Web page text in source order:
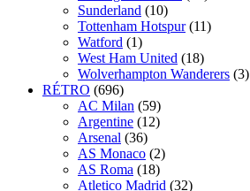
Sunderland (10)
Tottenham Hotspur (11)
Watford (1)
West Ham United (18)
Wolverhampton Wanderers (3)
RÉTRO (696)
AC Milan (59)
Argentine (12)
Arsenal (36)
AS Monaco (2)
AS Roma (18)
Atletico Madrid (32)